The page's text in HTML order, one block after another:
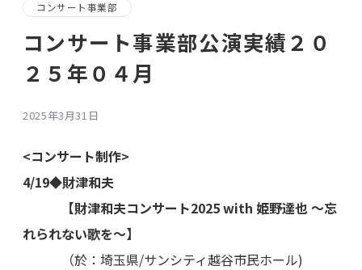
コンサート事業部
コンサート事業部公演実績２０
２５年０４月
2025年3月31日
<コンサート制作>
4/19◆財津和夫
【財津和夫コンサート2025 with 姫野達也 ～忘
れられない歌を～】
（於：埼玉県/サンシティ越谷市民ホール)